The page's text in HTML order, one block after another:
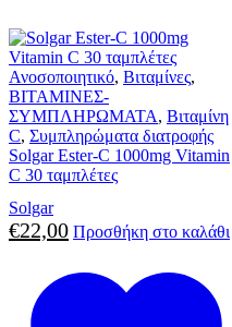
Ανοσοποιητικό, Βιταμίνες,
ΒΙΤΑΜΙΝΕΣ-
ΣΥΜΠΛΗΡΩΜΑΤΑ, Βιταμίνη
C, Συμπληρώματα διατροφής
Solgar Ester-C 1000mg Vitamin
C 30 ταμπλέτες
Solgar
€22,00 Προσθήκη στο καλάθι